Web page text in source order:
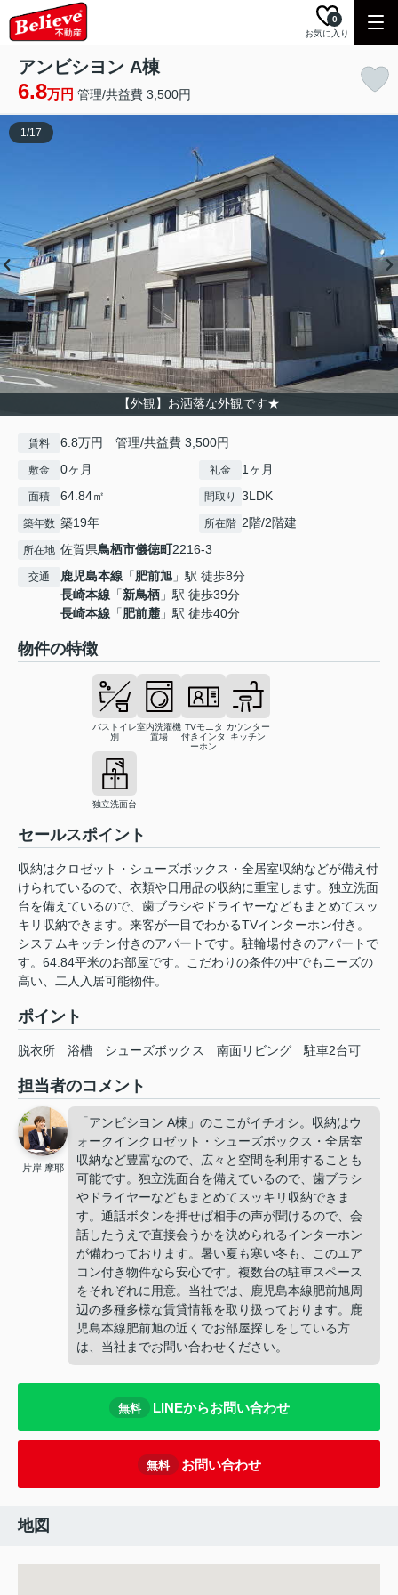
お気に入り
0
アンビシヨン A棟
6.8万円 管理/共益費 3,500円
【外観】お洒落な外観です★
1/17
賃料 6.8万円 管理/共益費 3,500円
敷金 0ヶ月 礼金 1ヶ月
面積 64.84㎡ 間取り 3LDK
築年数 築19年 所在階 2階/2階建
所在地 佐賀県鳥栖市儀徳町2216-3
交通 鹿児島本線 「肥前旭 」駅 徒歩8分
長崎本線 「新鳥栖 」駅 徒歩39分
長崎本線 「肥前麓 」駅 徒歩40分
物件の特徴
バストイレ
別
室内洗濯機
置場
TVモニタ
付きインタ
ーホン
カウンター
キッチン
独立洗面台
セールスポイント
収納はクロゼット・シューズボックス・全居室収納などが備え付
けられているので、衣類や日用品の収納に重宝します。独立洗面
台を備えているので、歯ブラシやドライヤーなどもまとめてスッ
キリ収納できます。来客が一目でわかるTVインターホン付き。
システムキッチン付きのアパートです。駐輪場付きのアパートで
す。64.84平米のお部屋です。こだわりの条件の中でもニーズの
高い、二人入居可能物件。
ポイント
脱衣所 浴槽 シューズボックス 南面リビング 駐車2台可
担当者のコメント
片岸 摩耶
「アンビシヨン A棟」のここがイチオシ。収納はウ
ォークインクロゼット・シューズボックス・全居室
収納など豊富なので、広々と空間を利用することも
可能です。独立洗面台を備えているので、歯ブラシ
やドライヤーなどもまとめてスッキリ収納できま
す。通話ボタンを押せば相手の声が聞けるので、会
話したうえで直接会うかを決められるインターホン
が備わっております。暑い夏も寒い冬も、このエア
コン付き物件なら安心です。複数台の駐車スペース
をそれぞれに用意。当社では、鹿児島本線肥前旭周
辺の多種多様な賃貸情報を取り扱っております。鹿
児島本線肥前旭の近くでお部屋探しをしている方
は、当社までお問い合わせください。
無料 LINEからお問い合わせ
無料 お問い合わせ
地図